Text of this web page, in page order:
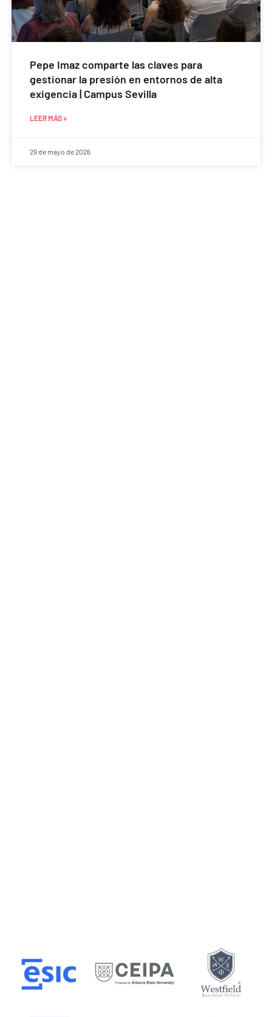
Pepe Imaz comparte las claves para
gestionar la presión en entornos de alta
exigencia | Campus Sevilla
LEER MÁS »
29 de mayo de 2026